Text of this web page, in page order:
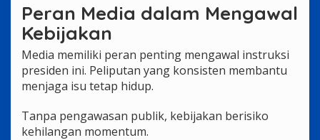
Peran Media dalam Mengawal
Kebijakan
Media memiliki peran penting mengawal instruksi
presiden ini. Peliputan yang konsisten membantu
menjaga isu tetap hidup.
Tanpa pengawasan publik, kebijakan berisiko
kehilangan momentum.